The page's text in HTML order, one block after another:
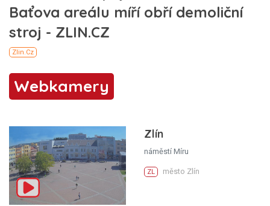
Webkamery
Zlín
náměstí Míru
ZL město Zlín